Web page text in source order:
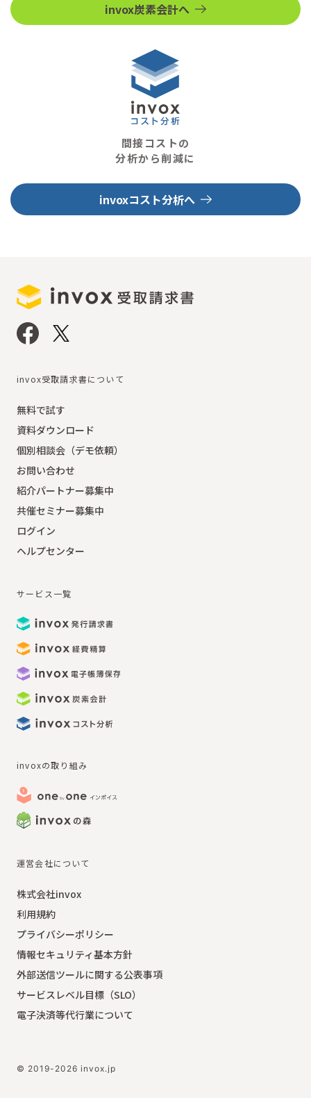
invox炭素会計へ
間接コストの
分析から削減に
invoxコスト分析へ
invox受取請求書について
無料で試す
資料ダウンロード
個別相談会（デモ依頼）
お問い合わせ
紹介パートナー募集中
共催セミナー募集中
ログイン
ヘルプセンター
サービス一覧
invoxの取り組み
運営会社について
株式会社invox
利用規約
プライバシーポリシー
情報セキュリティ基本方針
外部送信ツールに関する公表事項
サービスレベル目標（SLO）
電子決済等代行業について
© 2019-2026 invox.jp